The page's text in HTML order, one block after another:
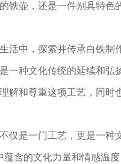
铁壶，还是一件别具特色
活中，探索并传承白铁制
一种文化传统的延续和弘
解和尊重这项工艺，同
仅是一门工艺，更是一种
含的文化力量和情感温